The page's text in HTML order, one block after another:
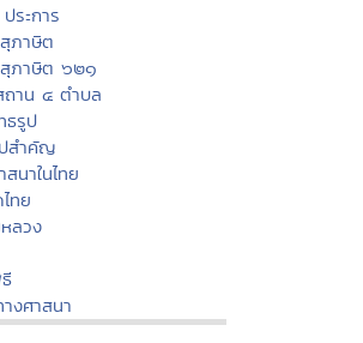
ระการ
ภาษิต
ภาษิต ๖๒๑
ถาน ๔ ตำบล
ธรูป
สำคัญ
นาในไทย
ทย
ลวง
งศาสนา